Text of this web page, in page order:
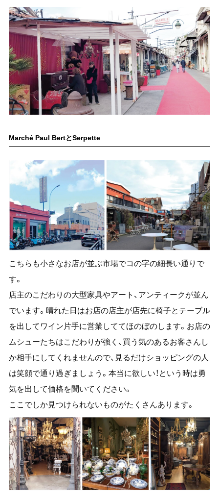
Marché Paul BertとSerpette
こちらも小さなお店が並ぶ市場でコの字の細長い通りで
す。
店主のこだわりの大型家具やアート、アンティークが並ん
でいます。晴れた日はお店の店主が店先に椅子とテーブル
を出してワイン片手に営業しててほのぼのします。お店の
ムシューたちはこだわりが強く、買う気のあるお客さんし
か相手にしてくれませんので、見るだけショッピングの人
は笑顔で通り過ぎましょう。本当に欲しい！という時は勇
気を出して価格を聞いてください。
ここでしか見つけられないものがたくさんあります。